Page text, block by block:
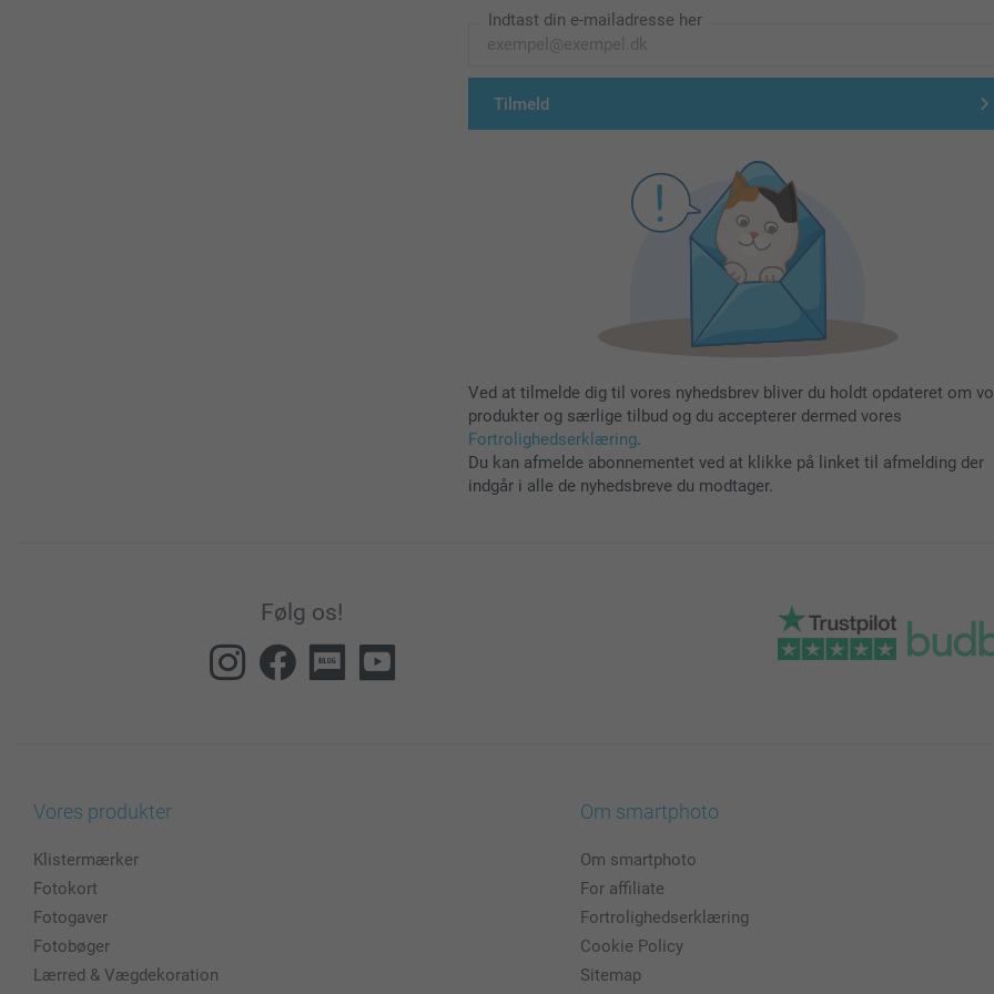
Indtast din e-mailadresse her
Tilmeld
Ved at tilmelde dig til vores nyhedsbrev bliver du holdt opdateret om
produkter og særlige tilbud og du accepterer dermed vores
Fortrolighedserklæring.
Du kan afmelde abonnementet ved at klikke på linket til afmelding der
indgår i alle de nyhedsbreve du modtager.
Følg os!
Vores produkter
Klistermærker
Fotokort
Fotogaver
Fotobøger
Lærred & Vægdekoration
Om smartphoto
Om smartphoto
For affiliate
Fortrolighedserklæring
Cookie Policy
Sitemap